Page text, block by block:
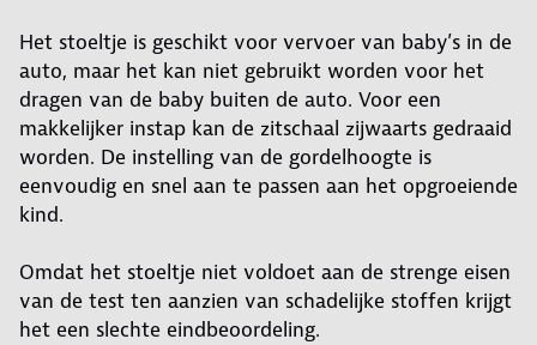
Het stoeltje is geschikt voor vervoer van baby’s in de
auto, maar het kan niet gebruikt worden voor het
dragen van de baby buiten de auto. Voor een
makkelijker instap kan de zitschaal zijwaarts gedraaid
worden. De instelling van de gordelhoogte is
eenvoudig en snel aan te passen aan het opgroeiende
kind.
Omdat het stoeltje niet voldoet aan de strenge eisen
van de test ten aanzien van schadelijke stoffen krijgt
het een slechte eindbeoordeling.